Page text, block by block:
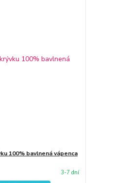
100% bavlnená vápenca
3-7 dní